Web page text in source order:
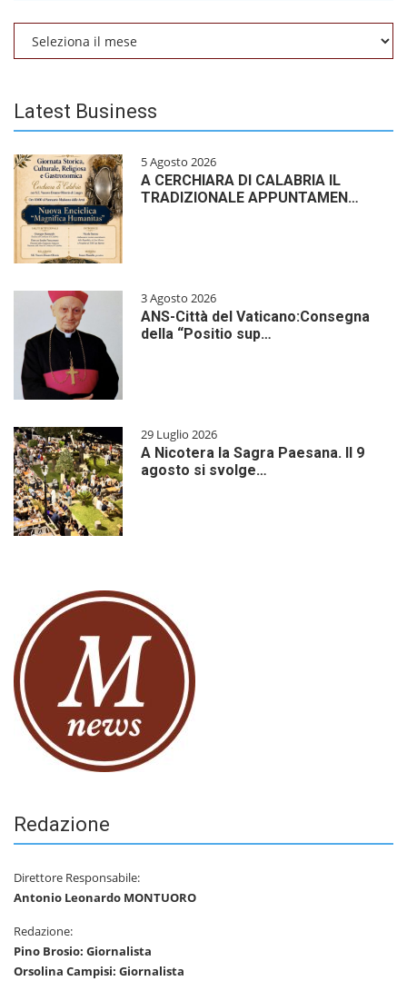
Latest Business
5 Agosto 2026
A CERCHIARA DI CALABRIA IL
TRADIZIONALE APPUNTAMEN…
3 Agosto 2026
ANS-Città del Vaticano:Consegna
della “Positio sup…
29 Luglio 2026
A Nicotera la Sagra Paesana. Il 9
agosto si svolge…
Redazione
Direttore Responsabile:
Antonio Leonardo MONTUORO
Redazione:
Pino Brosio: Giornalista
Orsolina Campisi: Giornalista